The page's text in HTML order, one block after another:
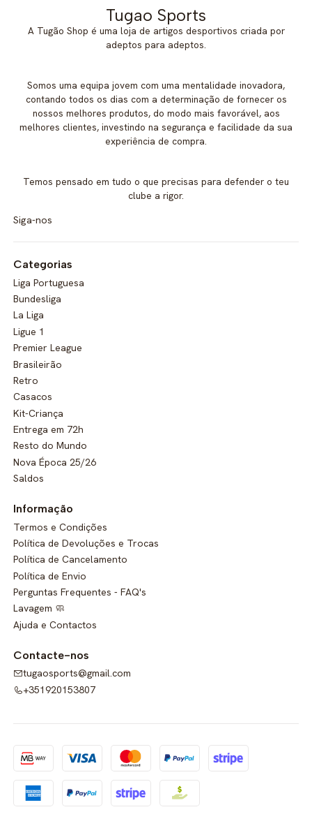
Tugao Sports
A Tugão Shop é uma loja de artigos desportivos criada por
adeptos para adeptos.
Somos uma equipa jovem com uma mentalidade inovadora,
contando todos os dias com a determinação de fornecer os
nossos melhores produtos, do modo mais favorável, aos
melhores clientes, investindo na segurança e facilidade da sua
experiência de compra.
Temos pensado em tudo o que precisas para defender o teu
clube a rigor.
Siga-nos
Categorias
Liga Portuguesa
Bundesliga
La Liga
Ligue 1
Premier League
Brasileirão
Retro
Casacos
Kit-Criança
Entrega em 72h
Resto do Mundo
Nova Época 25/26
Saldos
Informação
Termos e Condições
Política de Devoluções e Trocas
Política de Cancelamento
Política de Envio
Perguntas Frequentes - FAQ's
Lavagem 🧼
Ajuda e Contactos
Contacte-nos
tugaosports@gmail.com
+351920153807